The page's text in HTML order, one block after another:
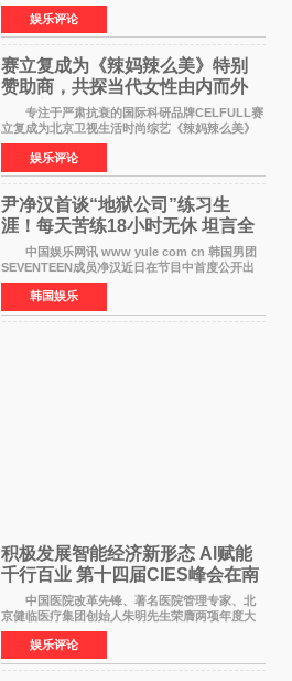
华优秀传统文化，弘扬纯正国风艺术，打造高规
格、高质感、正能量的文艺盛典，是璀璨中国年
矢志不渝的初心
娱乐评论
赛立复成为《辣妈辣么美》特别
赞助商，共探当代女性由内而外
活力美
专注于严肃抗衰的国际科研品牌CELFULL赛
立复成为北京卫视生活时尚综艺《辣妈辣么美》
的特别赞助商,明星辣妈袁咏仪倾情参与，向广大
都市女性传递健康生活新主张，寄语当代女性在
家庭与自我之间
娱乐评论
尹净汉首谈“地狱公司”练习生
涯！每天苦练18小时无休 坦言全
靠成员撑过来
中国娱乐网讯 www yule com cn 韩国男团
SEVENTEEN成员净汉近日在节目中首度公开出
道前的残酷练习生经历，并提及经纪公司Pledis
娱乐，引发广泛关注。 在8月2日播出的日本
TBS综艺节目《周
韩国娱乐
积极发展智能经济新形态 Al赋能
千行百业 第十四届CIES峰会在南
京盛大召开
中国医院改革先锋、著名医院管理专家、北
京健临医疗集团创始人朱明先生荣膺两项年度大
奖 2026年7月31日，盛夏金陵，长江之畔，
以重落地·真务实·强链接为主题的2026&lsquo;人
工智能+&rsquo
娱乐评论